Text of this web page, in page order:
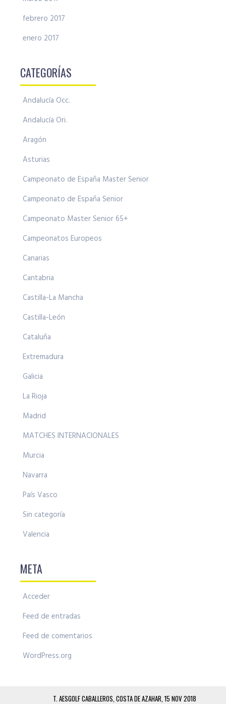
febrero 2017
enero 2017
CATEGORÍAS
Andalucía Occ.
Andalucía Ori.
Aragón
Asturias
Campeonato de España Master Senior
Campeonato de España Senior
Campeonato Master Senior 65+
Campeonatos Europeos
Canarias
Cantabria
Castilla-La Mancha
Castilla-León
Cataluña
Extremadura
Galicia
La Rioja
Madrid
MATCHES INTERNACIONALES
Murcia
Navarra
País Vasco
Sin categoría
Valencia
META
Acceder
Feed de entradas
Feed de comentarios
WordPress.org
T. AESGOLF CABALLEROS, COSTA DE AZAHAR, 15 NOV 2018